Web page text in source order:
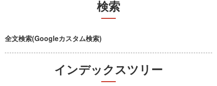
検索
全文検索(Googleカスタム検索)
インデックスツリー